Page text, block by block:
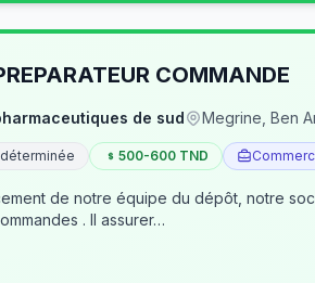
COMMANDE
de sud Megrine, Ben
500-600 TND
équipe du dépôt, notre société cité à ZI sidi rezig
dépôt/préparateur des commandes . Il assurer…